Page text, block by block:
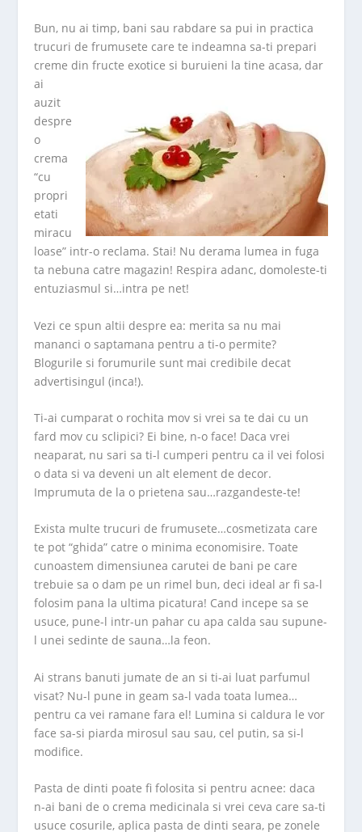
Bun, nu ai timp, bani sau rabdare sa pui in practica
trucuri de frumusete care te indeamna sa-ti prepari
creme din fructe exotice si buruieni la tine acasa, dar
ai
auzit
despre
o
crema
“cu
propri
etati
miracu
loase” intr-o reclama. Stai! Nu derama lumea in fuga
ta nebuna catre magazin! Respira adanc, domoleste-ti
entuziasmul si…intra pe net!
Vezi ce spun altii despre ea: merita sa nu mai
mananci o saptamana pentru a ti-o permite?
Blogurile si forumurile sunt mai credibile decat
advertisingul (inca!).
Ti-ai cumparat o rochita mov si vrei sa te dai cu un
fard mov cu sclipici? Ei bine, n-o face! Daca vrei
neaparat, nu sari sa ti-l cumperi pentru ca il vei folosi
o data si va deveni un alt element de decor.
Imprumuta de la o prietena sau…razgandeste-te!
Exista multe trucuri de frumusete…cosmetizata care
te pot “ghida” catre o minima economisire. Toate
cunoastem dimensiunea carutei de bani pe care
trebuie sa o dam pe un rimel bun, deci ideal ar fi sa-l
folosim pana la ultima picatura! Cand incepe sa se
usuce, pune-l intr-un pahar cu apa calda sau supune-
l unei sedinte de sauna…la feon.
Ai strans banuti jumate de an si ti-ai luat parfumul
visat? Nu-l pune in geam sa-l vada toata lumea…
pentru ca vei ramane fara el! Lumina si caldura le vor
face sa-si piarda mirosul sau sau, cel putin, sa si-l
modifice.
Pasta de dinti poate fi folosita si pentru acnee: daca
n-ai bani de o crema medicinala si vrei ceva care sa-ti
usuce cosurile, aplica pasta de dinti seara, pe zonele